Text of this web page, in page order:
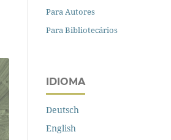
Para Autores
Para Bibliotecários
IDIOMA
Deutsch
English